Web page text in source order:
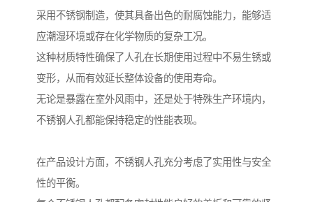
采用不锈钢制造，使其具备出色的耐腐蚀能力，能够适
应潮湿环境或存在化学物质的复杂工况。
这种材质特性确保了人孔在长期使用过程中不易生锈或
变形，从而有效延长整体设备的使用寿命。
无论是暴露在室外风雨中，还是处于特殊生产环境内，
不锈钢人孔都能保持稳定的性能表现。
在产品设计方面，不锈钢人孔充分考虑了实用性与安全
性的平衡。